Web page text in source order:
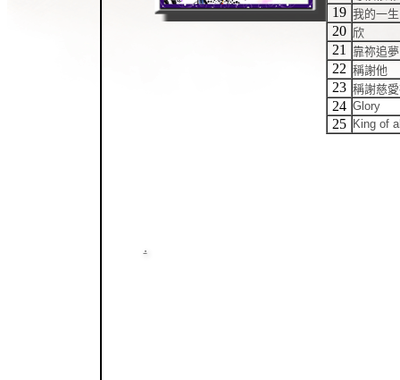
.
19 我的一生
20 欣
21 靠祢追夢
22 稱謝他
23 稱謝慈
24 Glory
25 King of